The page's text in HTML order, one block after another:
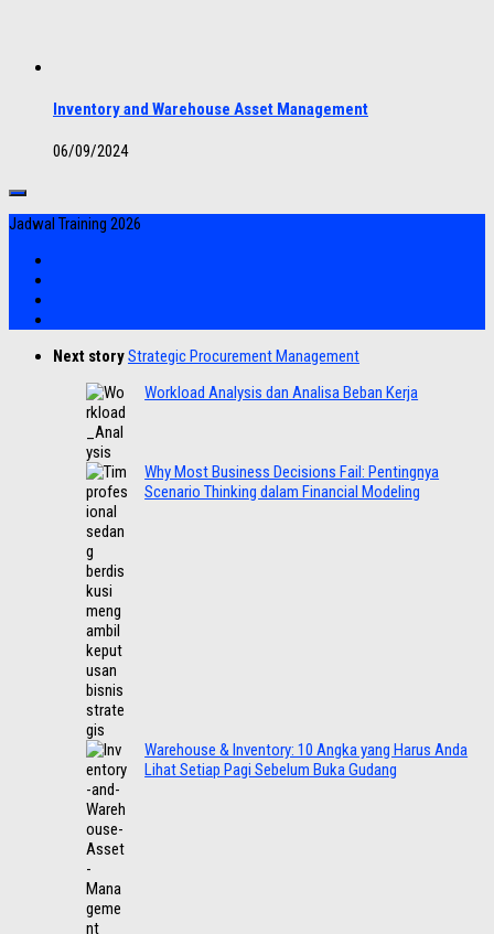
Inventory and Warehouse Asset Management
06/09/2024
Jadwal Training 2026
Next storyStrategic Procurement Management
Workload Analysis dan Analisa Beban Kerja
Why Most Business Decisions Fail: Pentingnya
Scenario Thinking dalam Financial Modeling
Warehouse & Inventory: 10 Angka yang Harus Anda
Lihat Setiap Pagi Sebelum Buka Gudang